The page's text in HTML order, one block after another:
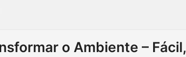
o Ambiente – Fácil,